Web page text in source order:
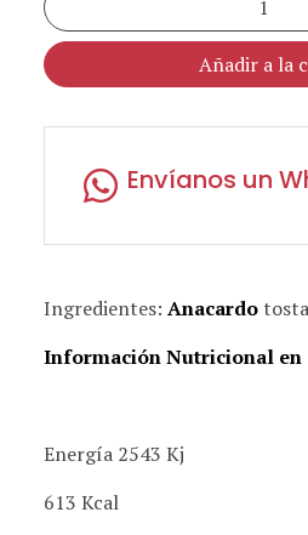
Añadir a la
Envíanos un
Ingredientes: Anacardo
Información Nutricional en
Energía 2543 Kj
613 Kcal